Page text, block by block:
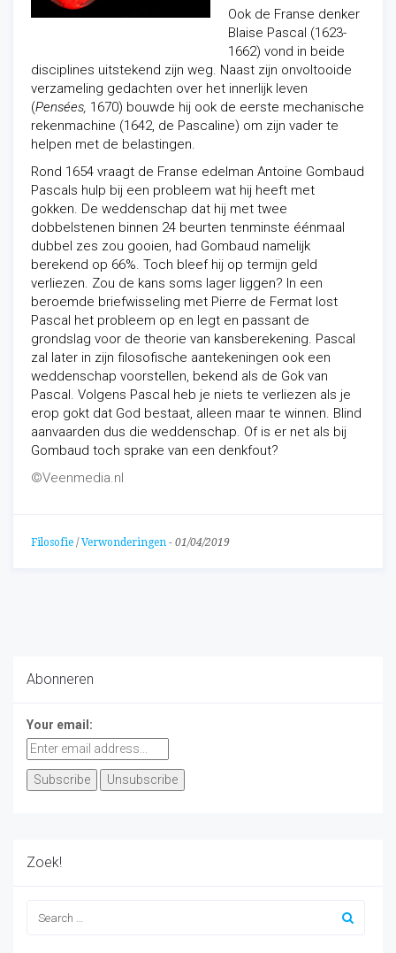
Ook de Franse denker
Blaise Pascal (1623-
1662) vond in beide
disciplines uitstekend zijn weg. Naast zijn onvoltooide
verzameling gedachten over het innerlijk leven
(Pensées, 1670) bouwde hij ook de eerste mechanische
rekenmachine (1642, de Pascaline) om zijn vader te
helpen met de belastingen.
Rond 1654 vraagt de Franse edelman Antoine Gombaud
Pascals hulp bij een probleem wat hij heeft met
gokken. De weddenschap dat hij met twee
dobbelstenen binnen 24 beurten tenminste éénmaal
dubbel zes zou gooien, had Gombaud namelijk
berekend op 66%. Toch bleef hij op termijn geld
verliezen. Zou de kans soms lager liggen? In een
beroemde briefwisseling met Pierre de Fermat lost
Pascal het probleem op en legt en passant de
grondslag voor de theorie van kansberekening. Pascal
zal later in zijn filosofische aantekeningen ook een
weddenschap voorstellen, bekend als de Gok van
Pascal. Volgens Pascal heb je niets te verliezen als je
erop gokt dat God bestaat, alleen maar te winnen. Blind
aanvaarden dus die weddenschap. Of is er net als bij
Gombaud toch sprake van een denkfout?
©Veenmedia.nl
Filosofie / Verwonderingen - 01/04/2019
Abonneren
Your email:
Zoek!